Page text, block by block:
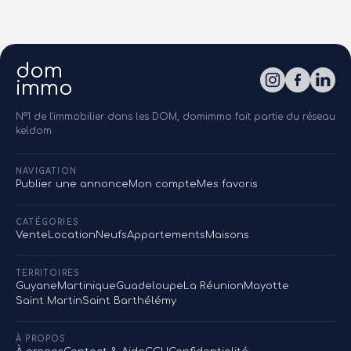
dom
immo
N°1 de l'immobilier dans les DOM, domimmo fait partie du réseau
keldom.
NAVIGATION
Publier une annonceMon compteMes favoris
CATÉGORIES
Vente LocationNeufsAppartementsMaisons
TERRITOIRES
GuyaneMartiniqueGuadeloupe La RéunionMayotte
Saint MartinSaint Barthélémy
À PROPOS